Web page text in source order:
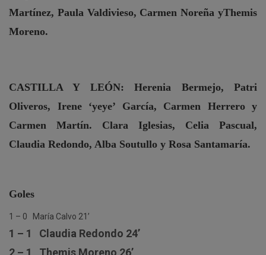
Martínez, Paula Valdivieso, Carmen Noreña yThemis
Moreno.
CASTILLA Y LEÓN: Herenia Bermejo, Patri
Oliveros, Irene ‘yeye’ García, Carmen Herrero y
Carmen Martín. Clara Iglesias, Celia Pascual,
Claudia Redondo, Alba Soutullo y Rosa Santamaría.
Goles
1 – 0 María Calvo 21’
1 – 1 Claudia Redondo 24’
2 – 1 Themis Moreno 26’